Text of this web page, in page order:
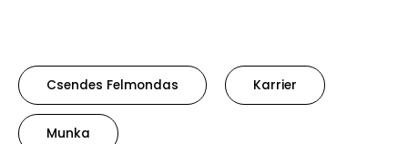
Csendes Felmondas Karrier
Munka